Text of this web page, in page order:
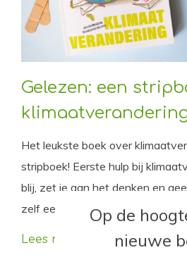
Gelezen: een
Het leukste boek over
stripboek! Eerste hulp bij
blij, zet je aan het denken en
zelf een heuse klimaatheld te
Lees meer
Op de
nieuwe